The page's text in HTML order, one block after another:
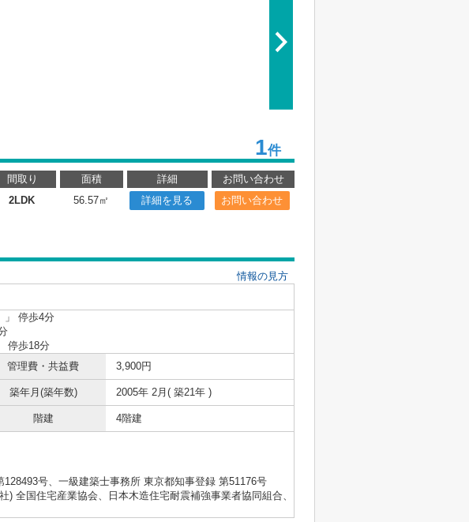
1件
間取り 面積 詳細
お問い合わせ
2LDK 56.57㎡ 詳細を見る お問い合わせ
情報の見方
」 停歩4分
停歩18分
管理費・共益費 3,900円
築年月(築年数) 2005年 2月( 築21年 )
階建 4階建
号、一級建築士事務所 東京都知事登録 第51176号
全国住宅産業協会、日本木造住宅耐震補強事業者協同組合、